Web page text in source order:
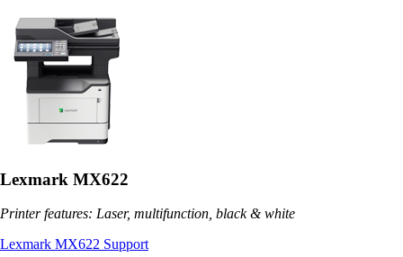
Lexmark MX622
Printer features: Laser, multifunction, black & white
Lexmark MX622 Support